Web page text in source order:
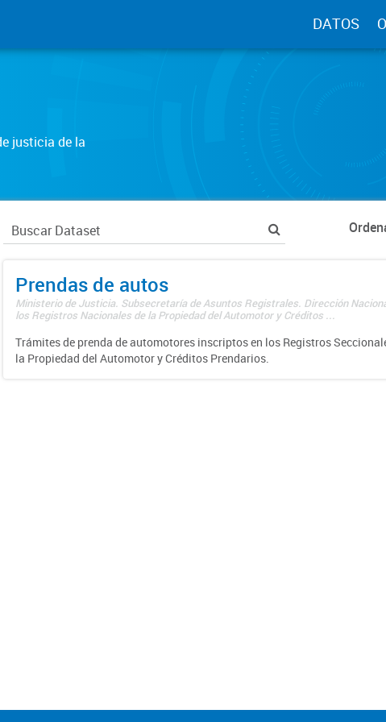
DATOS
justicia de la
Prendas de autos
Ministerio de Justicia. Subsecretaría de Asuntos Registrales. Dirección
los Registros Nacionales de la Propiedad del Automotor y Créditos ...
Trámites de prenda de automotores inscriptos en los Registros
la Propiedad del Automotor y Créditos Prendarios.